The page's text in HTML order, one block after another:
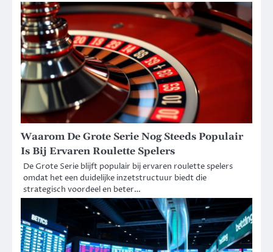
Waarom De Grote Serie Nog Steeds Populair
Is Bij Ervaren Roulette Spelers
De Grote Serie blijft populair bij ervaren roulette spelers
omdat het een duidelijke inzetstructuur biedt die
strategisch voordeel en beter…